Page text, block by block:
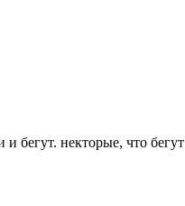
бегут. некторые, что